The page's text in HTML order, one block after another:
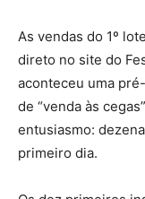
As vendas do 1º
direto no site do
aconteceu uma
de “venda às
entusiasmo:
primeiro dia.